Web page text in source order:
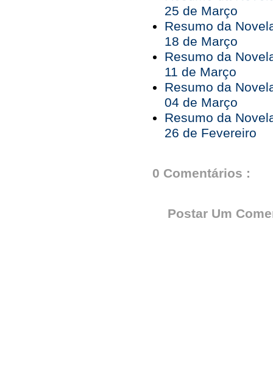
25 de Março
Resumo da
18 de Março
Resumo da
11 de Março
Resumo da
04 de Março
Resumo da
26 de Fevereiro
0 Comentários :
Postar Um